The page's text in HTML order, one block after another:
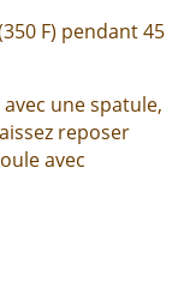
F) pendant 45
une spatule,
reposer
avec